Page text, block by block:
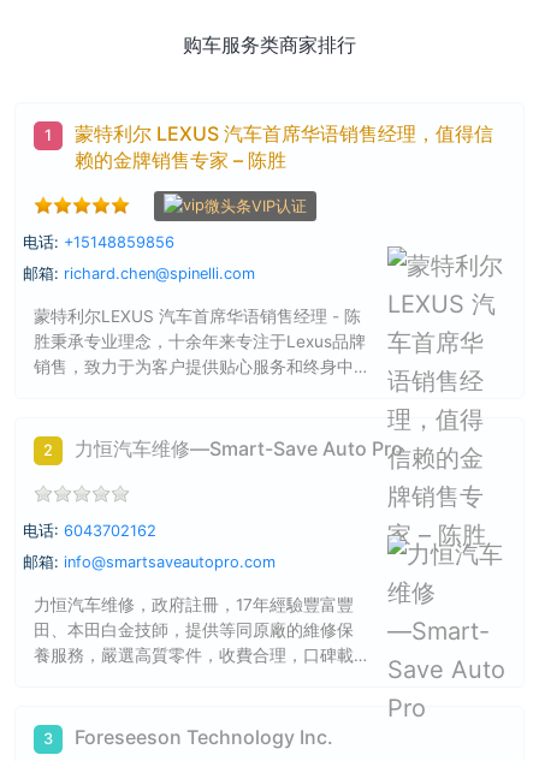
购车服务类商家排行
1
蒙特利尔 LEXUS 汽车首席华语销售经理，值得信
赖的金牌销售专家 – 陈胜
微头条VIP认证
电话: +15148859856
邮箱: richard.chen@spinelli.com
蒙特利尔LEXUS 汽车首席华语销售经理 - 陈
胜秉承专业理念，十余年来专注于Lexus品牌
销售，致力于为客户提供贴心服务和终身中
2 力恒汽车维修―Smart-Save Auto Pro
电话: 6043702162
邮箱: info@smartsaveautopro.com
力恒汽车维修，政府註冊，17年經驗豐富豐
田、本田白金技師，提供等同原廠的維修保
養服務，嚴選高質零件，收費合理，口碑載
3 Foreseeson Technology Inc.